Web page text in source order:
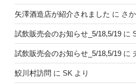
矢澤酒造店が紹介されました に さ
試飲販売会のお知らせ_5/18,5/19 に
試飲販売会のお知らせ_5/18,5/19 に
鮫川村訪問 に SK より